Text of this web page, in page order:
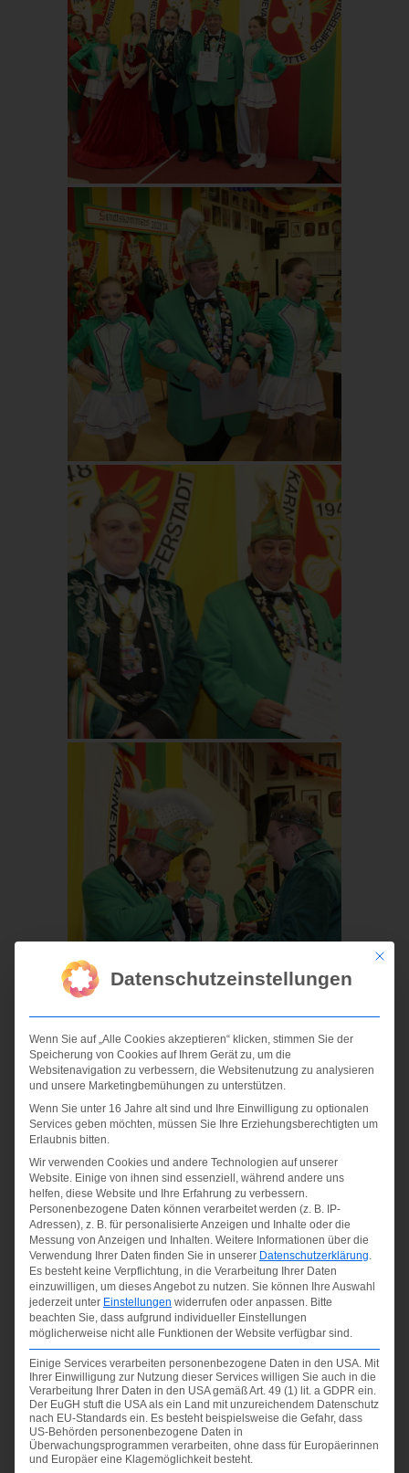
Mit
Datenschutzeinstellungen
Wenn Sie auf „Alle Cookies akzeptieren“ klicken, stimmen Sie der
Speicherung von Cookies auf Ihrem Gerät zu, um die
Websitenavigation zu verbessern, die Websitenutzung zu analysieren
und unsere Marketingbemühungen zu unterstützen.
Wenn Sie unter 16 Jahre alt sind und Ihre Einwilligung zu optionalen
Services geben möchten, müssen Sie Ihre Erziehungsberechtigten um
Erlaubnis bitten.
Wir verwenden Cookies und andere Technologien auf unserer
Website. Einige von ihnen sind essenziell, während andere uns
helfen, diese Website und Ihre Erfahrung zu verbessern.
Personenbezogene Daten können verarbeitet werden (z. B. IP-
Adressen), z. B. für personalisierte Anzeigen und Inhalte oder die
Messung von Anzeigen und Inhalten. Weitere Informationen über die
Verwendung Ihrer Daten finden Sie in unserer Datenschutzerklärung
Es besteht keine Verpflichtung, in die Verarbeitung Ihrer Daten
einzuwilligen, um dieses Angebot zu nutzen. Sie können Ihre Auswahl
jederzeit unter Einstellungen widerrufen oder anpassen. Bitte
beachten Sie, dass aufgrund individueller Einstellungen
möglicherweise nicht alle Funktionen der Website verfügbar sind.
Einige Services verarbeiten personenbezogene Daten in den USA. Mit
Ihrer Einwilligung zur Nutzung dieser Services willigen Sie auch in die
Verarbeitung Ihrer Daten in den USA gemäß Art. 49 (1) lit. a GDPR ein.
Der EuGH stuft die USA als ein Land mit unzureichendem Datenschutz
nach EU-Standards ein. Es besteht beispielsweise die Gefahr, dass
US-Behörden personenbezogene Daten in
Überwachungsprogrammen verarbeiten, ohne dass für Europäerinnen
und Europäer eine Klagemöglichkeit besteht.